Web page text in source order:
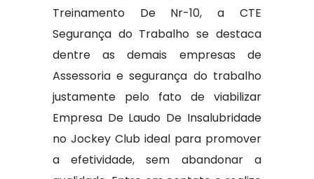
Treinamento De Nr-10, a CTE
Segurança do Trabalho se destaca
dentre as demais empresas de
Assessoria e segurança do trabalho
justamente pelo fato de viabilizar
Empresa De Laudo De Insalubridade
no Jockey Club ideal para promover
a efetividade, sem abandonar a